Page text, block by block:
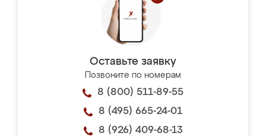
Оставьте заявку
Позвоните по номерам
8 (800) 511-89-55
8 (495) 665-24-01
8 (926) 409-68-13